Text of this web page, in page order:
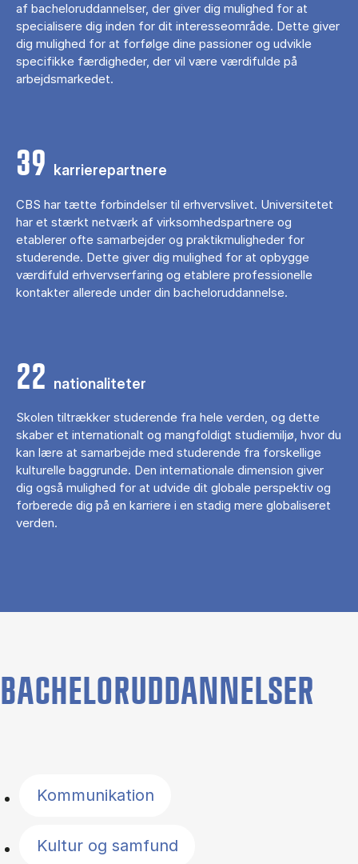
af bacheloruddannelser, der giver dig mulighed for at
specialisere dig inden for dit interesseområde. Dette giver
dig mulighed for at forfølge dine passioner og udvikle
specifikke færdigheder, der vil være værdifulde på
arbejdsmarkedet.
39 karrierepartnere
CBS har tætte forbindelser til erhvervslivet. Universitetet
har et stærkt netværk af virksomhedspartnere og
etablerer ofte samarbejder og praktikmuligheder for
studerende. Dette giver dig mulighed for at opbygge
værdifuld erhvervserfaring og etablere professionelle
kontakter allerede under din bacheloruddannelse.
22 nationaliteter
Skolen tiltrækker studerende fra hele verden, og dette
skaber et internationalt og mangfoldigt studiemiljø, hvor du
kan lære at samarbejde med studerende fra forskellige
kulturelle baggrunde. Den internationale dimension giver
dig også mulighed for at udvide dit globale perspektiv og
forberede dig på en karriere i en stadig mere globaliseret
verden.
BACHELORUDDANNELSER
Kommunikation
Kultur og samfund